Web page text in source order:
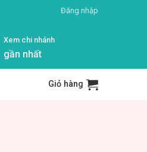
Đăng nhập
Xem chi nhánh
gần nhất
Giỏ hàng